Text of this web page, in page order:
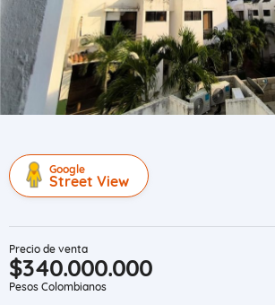
Google
Street View
Precio de venta
$340.000.000
Pesos Colombianos